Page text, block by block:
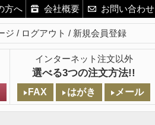
方へ 会社概要 お問い合わせ
ジ ログアウト 新規会員登録
インターネット注文以外
選べる3つの注文方法!!
FAX はがき メール